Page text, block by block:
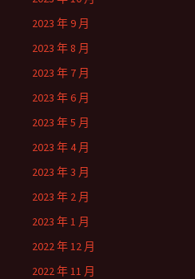
2023 年 9 月
2023 年 8 月
2023 年 7 月
2023 年 6 月
2023 年 5 月
2023 年 4 月
2023 年 3 月
2023 年 2 月
2023 年 1 月
2022 年 12 月
2022 年 11 月